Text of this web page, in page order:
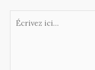
Écrivez